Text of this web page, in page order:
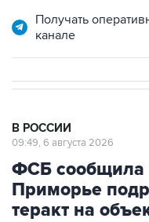
Получать
канале
В РОССИИ
09:49, 6 августа 2026
ФСБ сообщила
Приморье
теракт на